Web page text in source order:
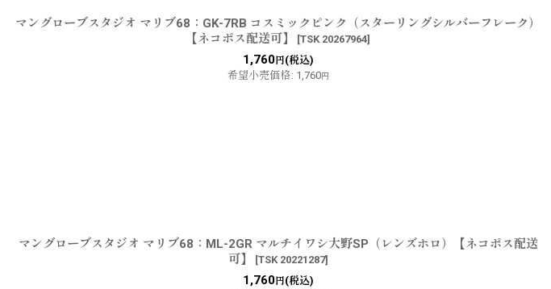
マングローブスタジオ マリブ68：GK-7RB コスミックピンク（スターリングシルバーフレーク）
【ネコポス配送可】
[TSK 20267964]
1,760円(税込)
希望小売価格: 1,760円
マングローブスタジオ マリブ68：ML-2GR マルチイワシ大野SP（レンズホロ）【ネコポス配送
可】
[TSK 20221287]
1,760円(税込)